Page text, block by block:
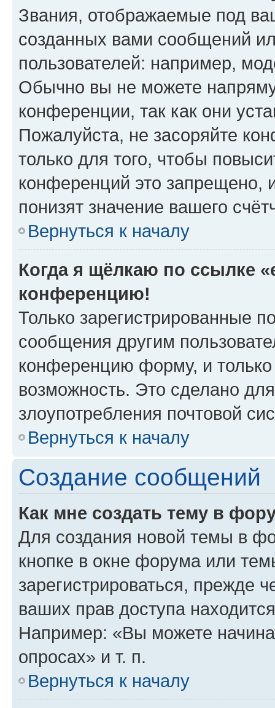
Звания, отображаемые под
созданных вами сообщений
пользователей: например,
Обычно вы не можете
конференции, так как они
Пожалуйста, не засоряйте
только для того, чтобы
конференций это запрещено,
понизят значение вашего
Вернуться к началу
Когда я щёлкаю по ссылке
конференцию!
Только зарегистрированные
сообщения другим
конференцию форму, и
возможность. Это сделано
злоупотребления почтовой
Вернуться к началу
Создание сообщений
Как мне создать тему в
Для создания новой темы в
кнопке в окне форума или
зарегистрироваться, прежде
ваших прав доступа
Например: «Вы можете
опросах» и т. п.
Вернуться к началу